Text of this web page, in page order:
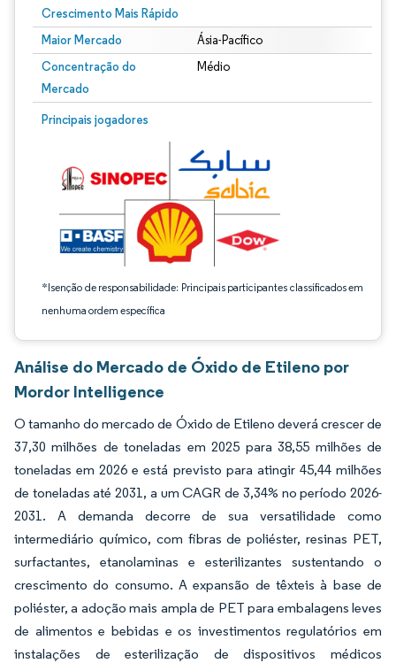
Crescimento Mais Rápido
Maior Mercado Ásia-Pacífico
Concentração do
Mercado
Médio
Principais jogadores
*Isenção de responsabilidade: Principais participantes classificados em
nenhuma ordem específica
Imagem © Mordor Intelligence. O reuso requer atribuição conforme CC BY 4.0.
Análise do Mercado de Óxido de Etileno por
Mordor Intelligence
O tamanho do mercado de Óxido de Etileno deverá crescer de
37,30 milhões de toneladas em 2025 para 38,55 milhões de
toneladas em 2026 e está previsto para atingir 45,44 milhões
de toneladas até 2031, a um CAGR de 3,34% no período 2026-
2031. A demanda decorre de sua versatilidade como
intermediário químico, com fibras de poliéster, resinas PET,
surfactantes, etanolaminas e esterilizantes sustentando o
crescimento do consumo. A expansão de têxteis à base de
poliéster, a adoção mais ampla de PET para embalagens leves
de alimentos e bebidas e os investimentos regulatórios em
instalações de esterilização de dispositivos médicos